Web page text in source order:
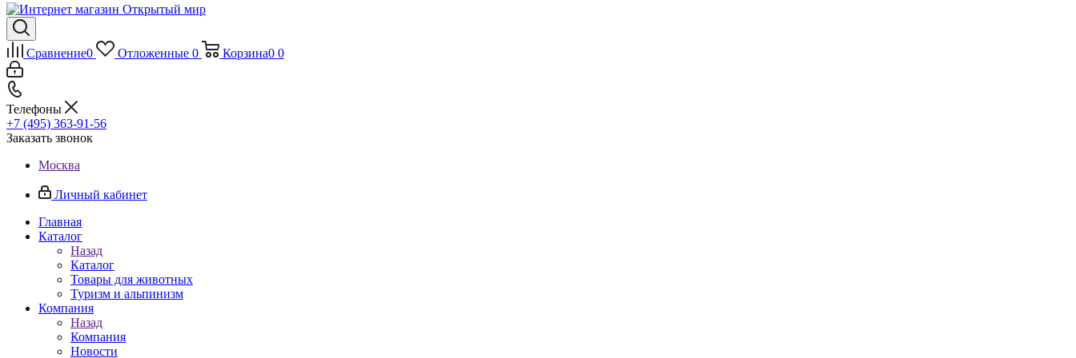
Сравнение0 Отложенные 0 Корзина0 0
Телефоны
+7 (495) 363-91-56
Заказать звонок
Москва
Личный кабинет
Главная
Каталог
Назад
Каталог
Товары для животных
Туризм и альпинизм
Компания
Назад
Компания
Новости